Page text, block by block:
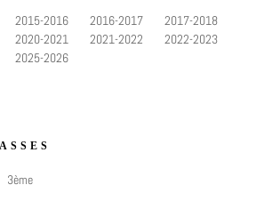
2015-2016 2016-2017
2017-2018
2020-2021 2021-2022
2022-2023
2025-2026
3ème